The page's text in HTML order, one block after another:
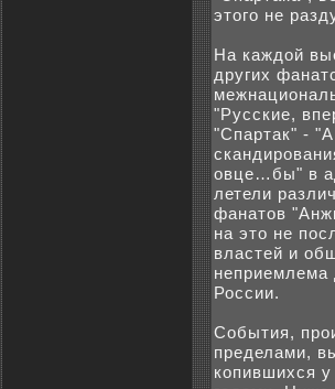
этого не
На каждой
другиx
"Русские,
"Спартак" -
овце…бы" в
летели
фанатов
на это не
властей и
неприемлема
России.
События,
пределами,
кoпившиxся